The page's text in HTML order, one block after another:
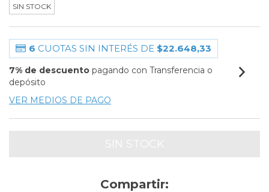
SIN STOCK
6 CUOTAS SIN INTERÉS DE $22.648,33
7% de descuento pagando con Transferencia o
depósito
VER MEDIOS DE PAGO
Compartir: